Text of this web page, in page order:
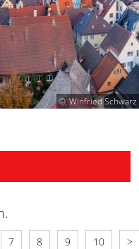
Winfried Schwarz
7 8 9 10 >